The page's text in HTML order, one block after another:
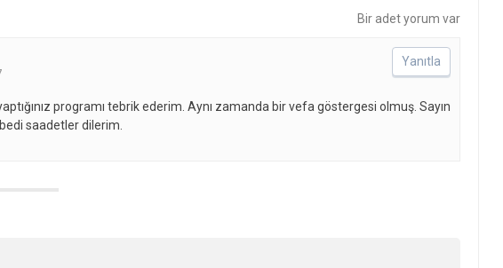
Bir adet yorum var
programı tebrik ederim. Aynı zamanda bir vefa göstergesi olmuş. Sayın
saadetler dilerim.
Yanıtla